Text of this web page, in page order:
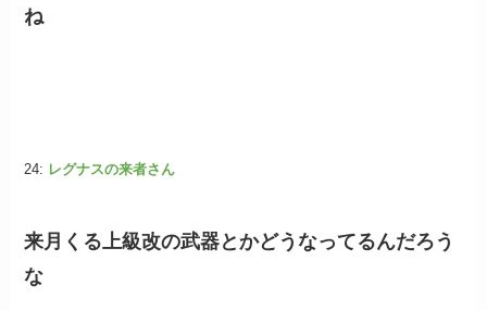
ね
24: レグナスの来者さん
来月くる上級改の武器とかどうなってるんだろう
な